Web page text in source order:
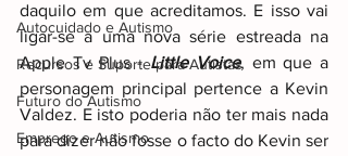
Autocuidado e Autismo
Recursos e Suporte para Autistas
Futuro do Autismo
Emprego e Autismo
daquilo em que acreditamos. E isso vai
ligar-se a uma nova série estreada na
Apple Tv Plus - Little Voice, em que a
personagem principal pertence a Kevin
Valdez. E isto poderia não ter mais nada
para dizer não fosse o facto do Kevin ser